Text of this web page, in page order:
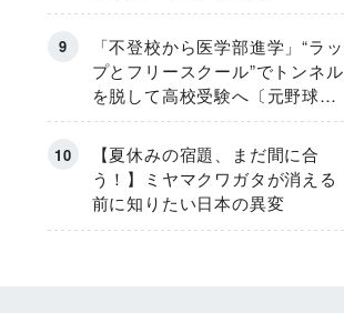
「不登校から医学部進学」“ラッ
プとフリースクール”でトンネル
を脱して高校受験へ〔元野球少
年の実話〕
【夏休みの宿題、まだ間に合
う！】ミヤマクワガタが消える
前に知りたい日本の異変